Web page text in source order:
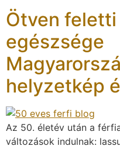
Ötven
egészsége
helyzetkép
Az 50. életév után a
változások indulnak: